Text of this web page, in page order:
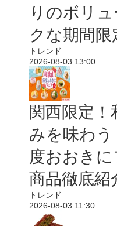
りのボリ
クな期間
トレンド
2026-08-03 13:00
関西限定！
みを味わう
度おおき
商品徹底紹
トレンド
2026-08-03 11:30